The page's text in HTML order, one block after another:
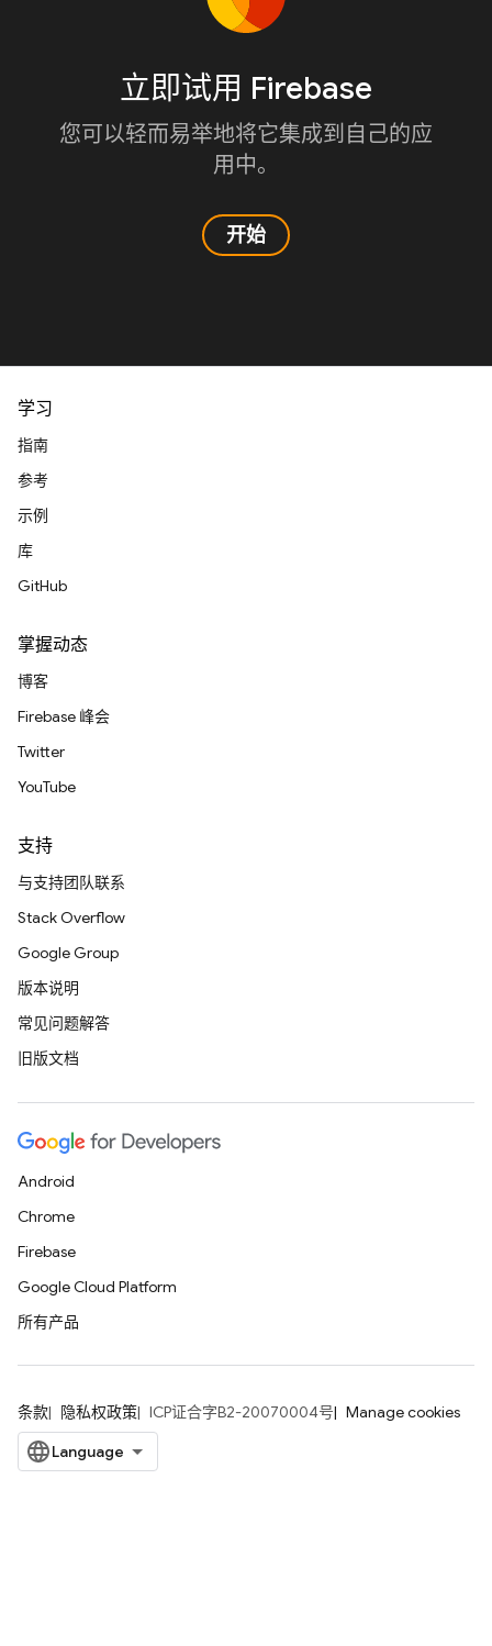
立即试用 Firebase
您可以轻而易举地将它集成到自己的应
用中。
开始
学习
指南
参考
示例
库
GitHub
掌握动态
博客
Firebase 峰会
Twitter
YouTube
支持
与支持团队联系
Stack Overflow
Google Group
版本说明
常见问题解答
旧版文档
Android
Chrome
Firebase
Google Cloud Platform
所有产品
条款 隐私权政策 ICP证合字B2-20070004号 Manage cookies